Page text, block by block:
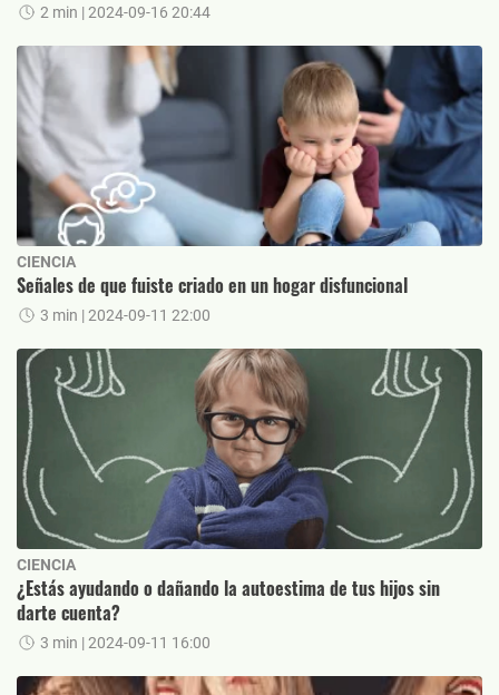
2 min | 2024-09-16 20:44
CIENCIA
Señales de que fuiste criado en un hogar disfuncional
3 min | 2024-09-11 22:00
CIENCIA
¿Estás ayudando o dañando la autoestima de tus hijos sin
darte cuenta?
3 min | 2024-09-11 16:00